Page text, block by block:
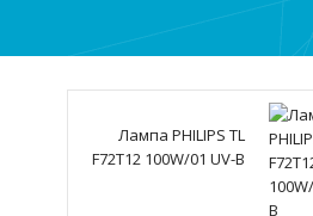
Лампа PHILIPS TL
F72T12 100W/01 UV-B